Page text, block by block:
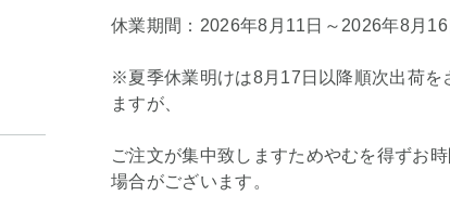
休業期間：2026年8月11日～2026年8月16
※夏季休業明けは8月17日以降順次出荷を
ますが、
ご注文が集中致しますためやむを得ずお
場合がございます。